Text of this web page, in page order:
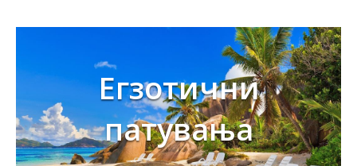
Егзотични
патувања